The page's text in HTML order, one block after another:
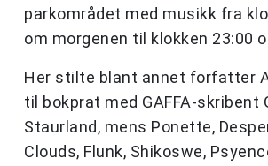
parkområdet med musikk fra
om morgenen til klokken 23:00
Her stilte blant annet forfatter
til bokprat med GAFFA-skribent
Staurland, mens Ponette,
Clouds, Flunk, Shikoswe,